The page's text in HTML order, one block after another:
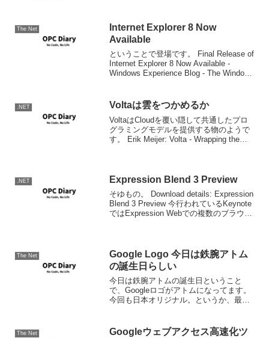
The Net
Internet Explorer 8 Now
Available
ということで登場です。 Final Release of
Internet Explorer 8 Now Available -
Windows Experience Blog - The Windows
.NET Voltaは雲をつかめるか
VoltaはCloudを覆い隠して共通したプロ
グラミングモデルを提供する物のようで
す。 Erik Meijer: Volta - Wrapping the
.NET Expression Blend 3 Preview
そゆもの。 Download details: Expression
Blend 3 Preview 今行われているKeynote
ではExpression Webでの複数のブラウザ
The Net
Google Logo 今日は鉄腕アトム
の誕生日らしい
今日は鉄腕アトムの誕生日ということ
で、Googleロゴがアトムになってます。
今回も日本オリジナル。というか、最近
ープニングをどうぞ。
The Net
Googleウェブアクセス高速化ツ